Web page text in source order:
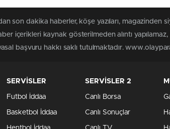
son dakika haberler, köşe yazıları,
içerikleri kaynak gösterilmeden alıntı
başvuru hakkı saklı tutulmaktadır.
SERVİSLER
Futbol İddaa
Basketbol İddaa
SERVİSLER 2
Canlı Borsa
Canlı Sonuçlar